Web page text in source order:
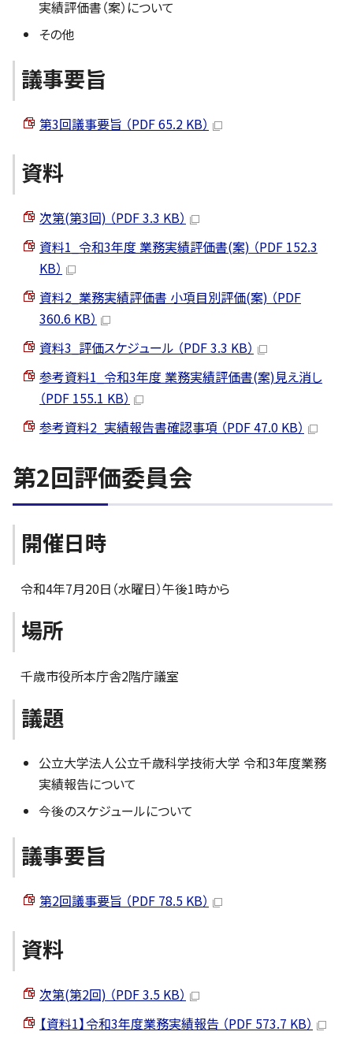
実績評価書（案）について
その他
議事要旨
第3回議事要旨 （PDF 65.2 KB）
資料
次第(第3回) （PDF 3.3 KB）
資料1_令和3年度 業務実績評価書(案) （PDF 152.3
KB）
資料2_業務実績評価書 小項目別評価(案) （PDF
360.6 KB）
資料3_評価スケジュール （PDF 3.3 KB）
参考資料1_令和3年度 業務実績評価書(案)見え消し
（PDF 155.1 KB）
参考資料2_実績報告書確認事項 （PDF 47.0 KB）
第2回評価委員会
開催日時
令和4年7月20日（水曜日）午後1時から
場所
千歳市役所本庁舎2階庁議室
議題
公立大学法人公立千歳科学技術大学 令和3年度業務
実績報告について
今後のスケジュールについて
議事要旨
第2回議事要旨 （PDF 78.5 KB）
資料
次第(第2回) （PDF 3.5 KB）
【資料1】令和3年度業務実績報告 （PDF 573.7 KB）